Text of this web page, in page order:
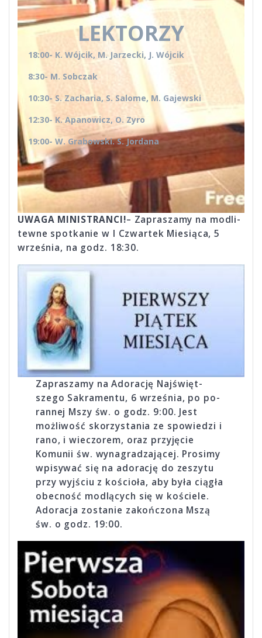
LEKTORZY
18:00- K. Wójcik, M. Jarzecki, J. Wójcik
8:30- M. Sobczak
10:30- S. Zacharia, S. Salome, M. Gajewski
12:30- K. Apanowicz, O. Zyro
19:00- W. Grabowski. S. Jordana
UWAGA MINISTRANCI!– Zapraszamy na modli­
tewne spot­kanie w I Czwartek Miesiąca, 5
września, na godz. 18:30.
Zapraszamy na Ado­rację Naj­święt­­
szego Sakra­men­tu, 6 września, po po­
rannej Mszy św. o godz. 9:00. Jest
możliwość sko­rzys­tania ze spowiedzi i
rano, i wieczorem, oraz przyjęcie
Komunii św. wynagradzającej. Prosimy
wpisywać się na adorację do zeszytu
przy wyjściu z kościoła, aby była ciągła
obecność modlących się w kościele.
Adoracja zostanie zakończona Mszą
św. o godz. 19:00.